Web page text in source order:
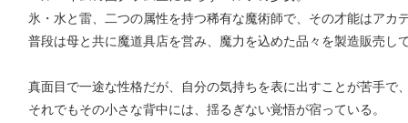
氷・水と雷、二つの属性を持つ稀有な魔術師で、その才能はアカ
普段は母と共に魔道具店を営み、魔力を込めた品々を製造販売し
真面目で一途な性格だが、自分の気持ちを表に出すことが苦手で
それでもその小さな背中には、揺るぎない覚悟が宿っている。